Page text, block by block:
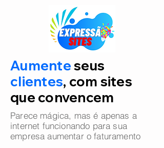
Aumenteseus
clientes, com sites
que convencem
Parece mágica, mas é apenas a
internet funcionando para sua
empresa aumentar o faturamento